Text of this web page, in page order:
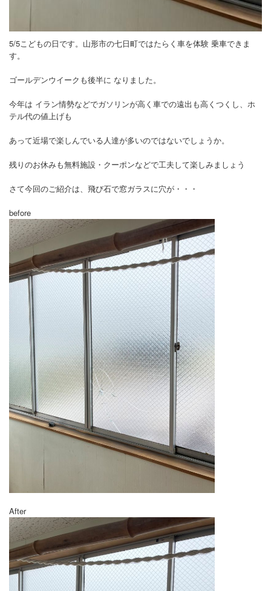
5/5こどもの日です。山形市の七日町ではたらく車を体験 乗車できま
す。
ゴールデンウイークも後半に なりました。
今年は イラン情勢などでガソリンが高く車での遠出も高くつくし、ホ
テル代の値上げも
あって近場で楽しんでいる人達が多いのではないでしょうか。
残りのお休みも無料施設・クーポンなどで工夫して楽しみましょう
さて今回のご紹介は、飛び石で窓ガラスに穴が・・・
before
After